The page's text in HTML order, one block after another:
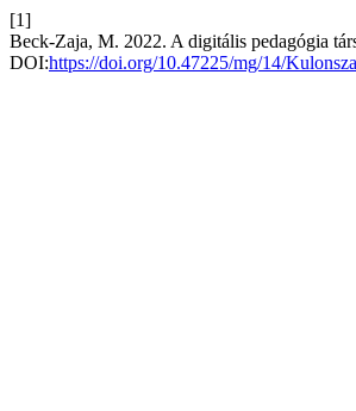
[1]
Beck-Zaja, M. 2022. A digitális pedagógia
DOI:https://doi.org/10.47225/mg/14/